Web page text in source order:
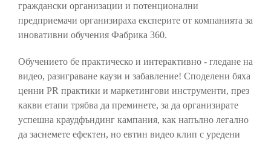
граждански организации и потенционални
предприемачи организираха експерите от компанията за
иновативни обучения Фабрика 360.
Обучението бе практическо и интерактивно - гледане на
видео, разиграване каузи и забавление! Споделени бяха
ценни PR практики и маркетингови инструменти, през
какви етапи трябва да преминете, за да организирате
успешна краудфъндинг кампания, как напълно легално
да заснемете ефектен, но евтин видео клип с уредени